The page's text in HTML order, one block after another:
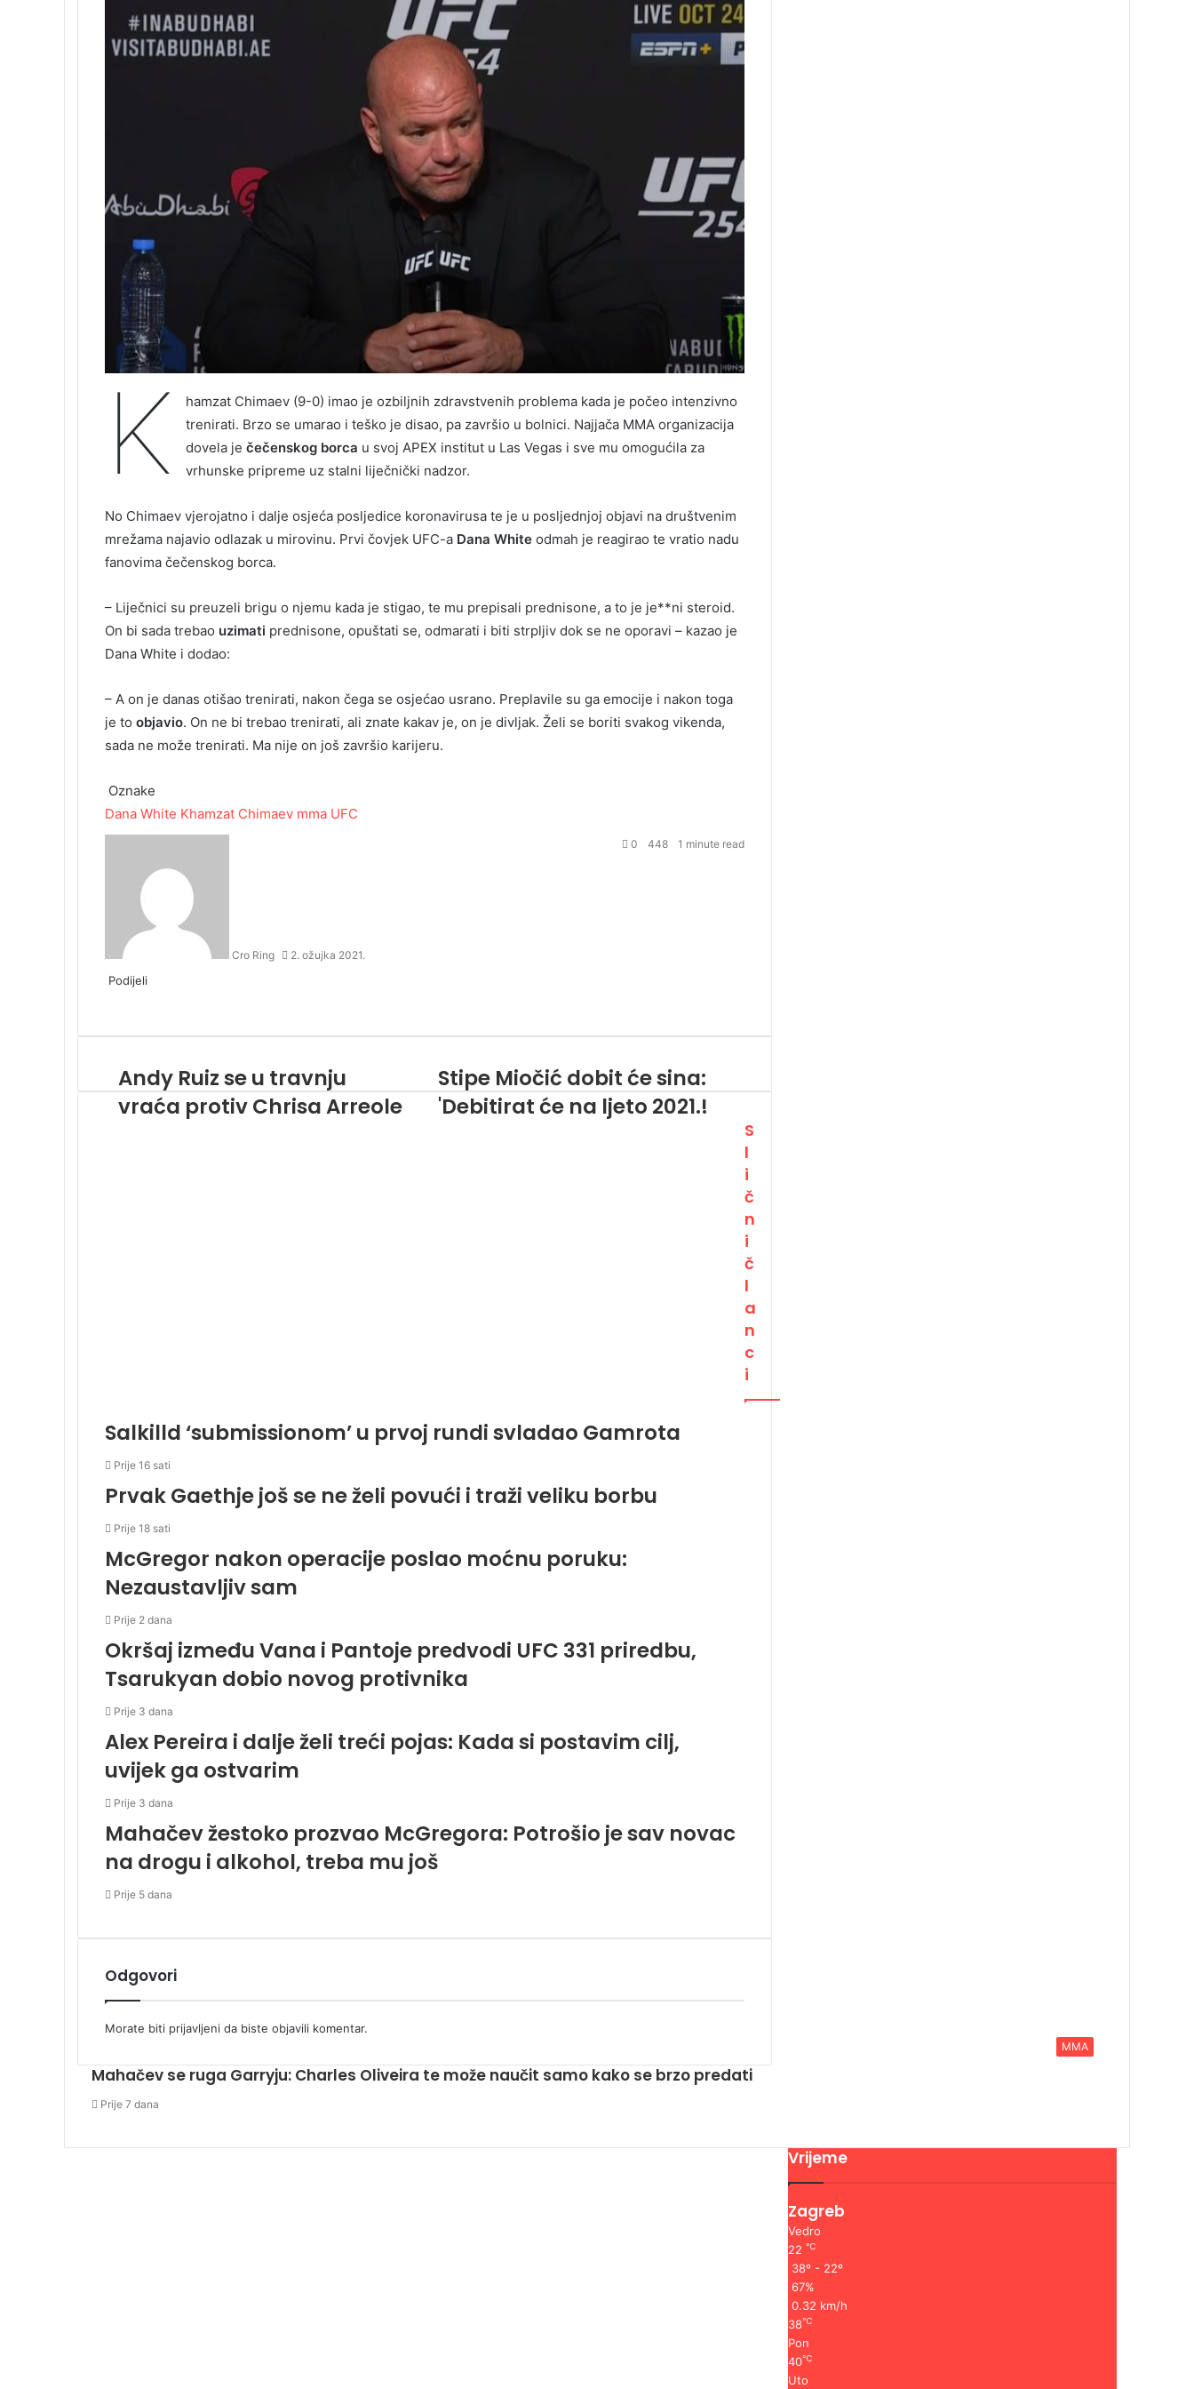
K
hamzat Chimaev (9-0) imao je ozbiljnih zdravstvenih problema kada je počeo intenzivno
trenirati. Brzo se umarao i teško je disao, pa završio u bolnici. Najjača MMA organizacija
dovela je čečenskog borca u svoj APEX institut u Las Vegas i sve mu omogućila za
vrhunske pripreme uz stalni liječnički nadzor.
No Chimaev vjerojatno i dalje osjeća posljedice koronavirusa te je u posljednjoj objavi na društvenim
mrežama najavio odlazak u mirovinu. Prvi čovjek UFC-a Dana White odmah je reagirao te vratio nadu
fanovima čečenskog borca.
– Liječnici su preuzeli brigu o njemu kada je stigao, te mu prepisali prednisone, a to je je**ni steroid.
On bi sada trebao uzimati prednisone, opuštati se, odmarati i biti strpljiv dok se ne oporavi – kazao je
Dana White i dodao:
– A on je danas otišao trenirati, nakon čega se osjećao usrano. Preplavile su ga emocije i nakon toga
je to objavio. On ne bi trebao trenirati, ali znate kakav je, on je divljak. Želi se boriti svakog vikenda,
sada ne može trenirati. Ma nije on još završio karijeru.
Oznake
Dana White Khamzat Chimaev mma UFC
Cro Ring 2. ožujka 2021.
0 448 1 minute read
Podijeli
mailom
Andy Ruiz se u travnju
vraća protiv Chrisa Arreole
Stipe Miočić dobit će sina:
'Debitirat će na ljeto 2021.!
S
l
i
č
n
i
č
l
a
n
c
i
Salkilld ‘submissionom’ u prvoj rundi svladao Gamrota
Prije 16 sati
Prvak Gaethje još se ne želi povući i traži veliku borbu
Prije 18 sati
McGregor nakon operacije poslao moćnu poruku:
Nezaustavljiv sam
Prije 2 dana
Okršaj između Vana i Pantoje predvodi UFC 331 priredbu,
Tsarukyan dobio novog protivnika
Prije 3 dana
Alex Pereira i dalje želi treći pojas: Kada si postavim cilj,
uvijek ga ostvarim
Prije 3 dana
Mahačev žestoko prozvao McGregora: Potrošio je sav novac
na drogu i alkohol, treba mu još
Prije 5 dana
Odgovori
Morate biti prijavljeni da biste objavili komentar.
MMA
Mahačev se ruga Garryju: Charles Oliveira te može naučit samo kako se brzo predati
Prije 7 dana
Vrijeme
Zagreb
Vedro
22℃
38º - 22º
67%
0.32 km/h
38℃
Pon
40℃
Uto